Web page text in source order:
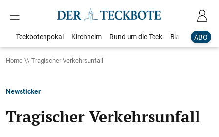
ABO
Teckbotenpokal Kirchheim Rund um die Teck Blaulicht
Home Tragischer Verkehrsunfall
Newsticker
Tragischer Verkehrsunfall